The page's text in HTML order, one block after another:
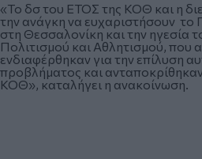
«Το δσ του ΕΤΟΣ της ΚΟΘ και η
την ανάγκη να ευχαριστήσουν
στη Θεσσαλονίκη και την ηγεσία
Πολιτισμού και Αθλητισμού, που
ενδιαφέρθηκαν για την επίλυση
προβλήματος και
ΚΟΘ», καταλήγει η ανακοίνωση.